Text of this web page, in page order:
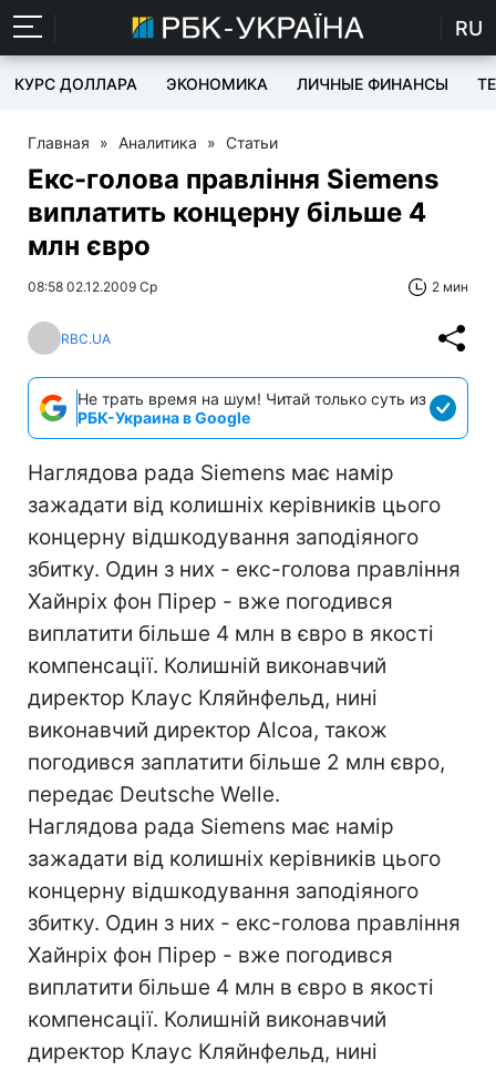
RU
КУРС ДОЛЛАРА ЭКОНОМИКА ЛИЧНЫЕ ФИНАНСЫ
Главная » Аналитика » Статьи
Екс-голова правління Siemens
виплатить концерну більше 4
млн євро
08:58 02.12.2009 Ср 2 мин
RBC.UA
Не трать время на шум! Читай только суть из
РБК-Украина в Google
Наглядова рада Siemens має намір
зажадати від колишніх керівників цього
концерну відшкодування заподіяного
збитку. Один з них - екс-голова правління
Хайнріх фон Пірер - вже погодився
виплатити більше 4 млн в євро в якості
компенсації. Колишній виконавчий
директор Клаус Кляйнфельд, нині
виконавчий директор Alcoa, також
погодився заплатити більше 2 млн євро,
передає Deutsche Welle.
Наглядова рада Siemens має намір
зажадати від колишніх керівників цього
концерну відшкодування заподіяного
збитку. Один з них - екс-голова правління
Хайнріх фон Пірер - вже погодився
виплатити більше 4 млн в євро в якості
компенсації. Колишній виконавчий
директор Клаус Кляйнфельд, нині